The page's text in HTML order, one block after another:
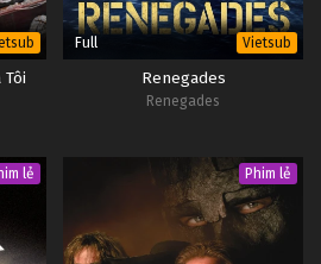
Tôi
Full Vietsub
Renegades
Renegades
lẻ Phim lẻ